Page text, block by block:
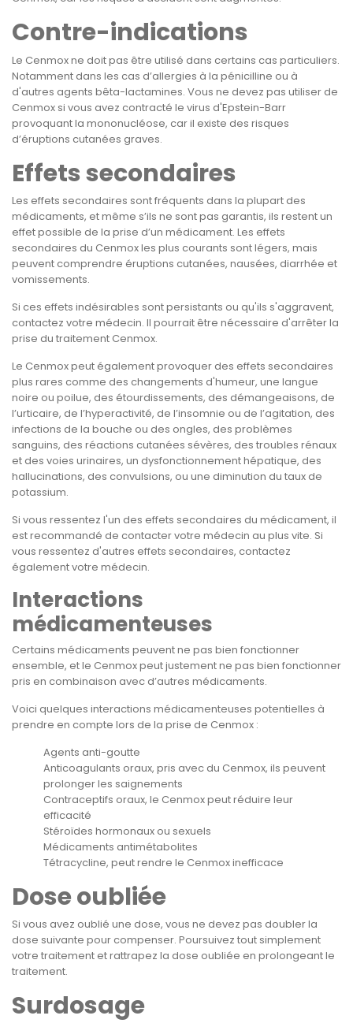
Contre-indications
Le Cenmox ne doit pas être utilisé dans certains cas particuliers.
Notamment dans les cas d’allergies à la pénicilline ou à
d'autres agents bêta-lactamines. Vous ne devez pas utiliser de
Cenmox si vous avez contracté le virus d'Epstein-Barr
provoquant la mononucléose, car il existe des risques
d’éruptions cutanées graves.
Effets secondaires
Les effets secondaires sont fréquents dans la plupart des
médicaments, et même s’ils ne sont pas garantis, ils restent un
effet possible de la prise d’un médicament. Les effets
secondaires du Cenmox les plus courants sont légers, mais
peuvent comprendre éruptions cutanées, nausées, diarrhée et
vomissements.
Si ces effets indésirables sont persistants ou qu'ils s'aggravent,
contactez votre médecin. Il pourrait être nécessaire d'arrêter la
prise du traitement Cenmox.
Le Cenmox peut également provoquer des effets secondaires
plus rares comme des changements d'humeur, une langue
noire ou poilue, des étourdissements, des démangeaisons, de
l’urticaire, de l’hyperactivité, de l’insomnie ou de l’agitation, des
infections de la bouche ou des ongles, des problèmes
sanguins, des réactions cutanées sévères, des troubles rénaux
et des voies urinaires, un dysfonctionnement hépatique, des
hallucinations, des convulsions, ou une diminution du taux de
potassium.
Si vous ressentez l'un des effets secondaires du médicament, il
est recommandé de contacter votre médecin au plus vite. Si
vous ressentez d'autres effets secondaires, contactez
également votre médecin.
Interactions
médicamenteuses
Certains médicaments peuvent ne pas bien fonctionner
ensemble, et le Cenmox peut justement ne pas bien fonctionner
pris en combinaison avec d’autres médicaments.
Voici quelques interactions médicamenteuses potentielles à
prendre en compte lors de la prise de Cenmox :
Agents anti-goutte
Anticoagulants oraux, pris avec du Cenmox, ils peuvent
prolonger les saignements
Contraceptifs oraux, le Cenmox peut réduire leur
efficacité
Stéroïdes hormonaux ou sexuels
Médicaments antimétabolites
Tétracycline, peut rendre le Cenmox inefficace
Dose oubliée
Si vous avez oublié une dose, vous ne devez pas doubler la
dose suivante pour compenser. Poursuivez tout simplement
votre traitement et rattrapez la dose oubliée en prolongeant le
traitement.
Surdosage